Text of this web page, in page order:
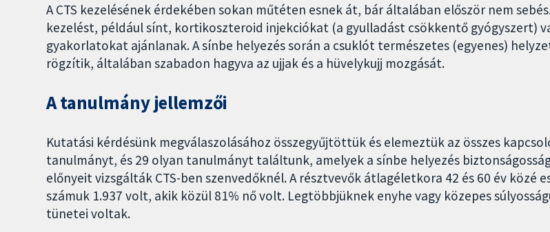
A CTS kezelésének érdekében sokan műtéten esnek át, bár általában először nem
kezelést, például sínt, kortikoszteroid injekciókat (a gyulladást csökkentő gyógyszert)
gyakorlatokat ajánlanak. A sínbe helyezés során a csuklót természetes (egyenes)
rögzítik, általában szabadon hagyva az ujjak és a hüvelykujj mozgását.
A tanulmány jellemzői
Kutatási kérdésünk megválaszolásához összegyűjtöttük és elemeztük az összes
tanulmányt, és 29 olyan tanulmányt találtunk, amelyek a sínbe helyezés
előnyeit vizsgálták CTS-ben szenvedőknél. A résztvevők átlagéletkora 42 és 60 év közé
számuk 1.937 volt, akik közül 81% nő volt. Legtöbbjüknek enyhe vagy közepes
tünetei voltak.